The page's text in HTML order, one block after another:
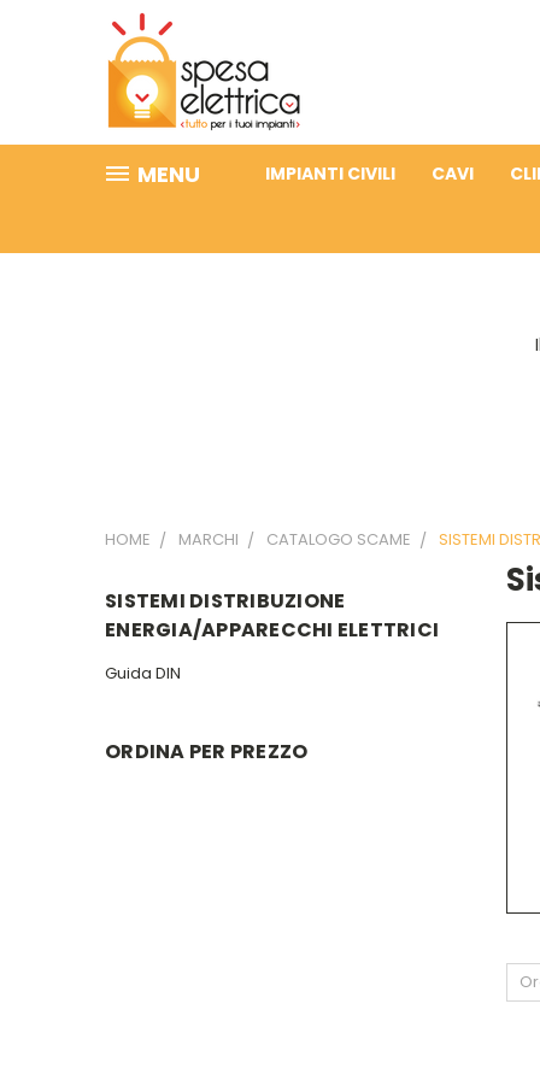
MENU IMPIANTI CIVILI CAVI
HOME MARCHI CATALOGO SCAME SISTEMI
SISTEMI DISTRIBUZIONE
ENERGIA/APPARECCHI ELETTRICI
Guida DIN
ORDINA PER PREZZO